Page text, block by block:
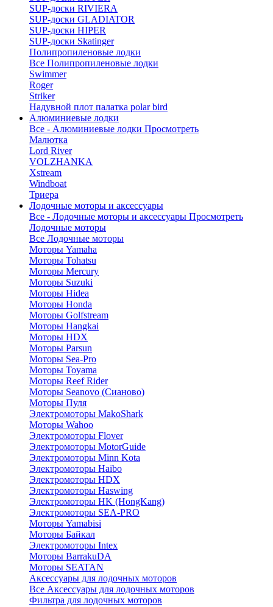
SUP-доски RIVIERA
SUP-доски GLADIATOR
SUP-доски HIPER
SUP-доски Skatinger
Полипропиленовые лодки
Все Полипропиленовые лодки
Swimmer
Roger
Striker
Надувной плот палатка polar bird
Алюминиевые лодки
Все - Алюминиевые лодки Просмотреть
Малютка
Lord River
VOLZHANKA
Xstream
Windboat
Триера
Лодочные моторы и аксессуары
Все - Лодочные моторы и аксессуары Просмотреть
Лодочные моторы
Все Лодочные моторы
Моторы Yamaha
Моторы Tohatsu
Моторы Mercury
Моторы Suzuki
Моторы Hidea
Моторы Honda
Моторы Golfstream
Моторы Hangkai
Моторы HDX
Моторы Parsun
Моторы Sea-Pro
Моторы Toyama
Моторы Reef Rider
Моторы Seanovo (Сианово)
Моторы Пуля
Электромоторы MakoShark
Моторы Wahoo
Электромоторы Flover
Электромоторы MotorGuide
Электромоторы Minn Kota
Электромоторы Haibo
Электромоторы HDX
Электромоторы Haswing
Электромоторы HK (HongKang)
Электромоторы SEA-PRO
Моторы Yamabisi
Моторы Байкал
Электромоторы Intex
Моторы BarrakuDA
Моторы SEATAN
Аксессуары для лодочных моторов
Все Аксессуары для лодочных моторов
Фильтра для лодочных моторов